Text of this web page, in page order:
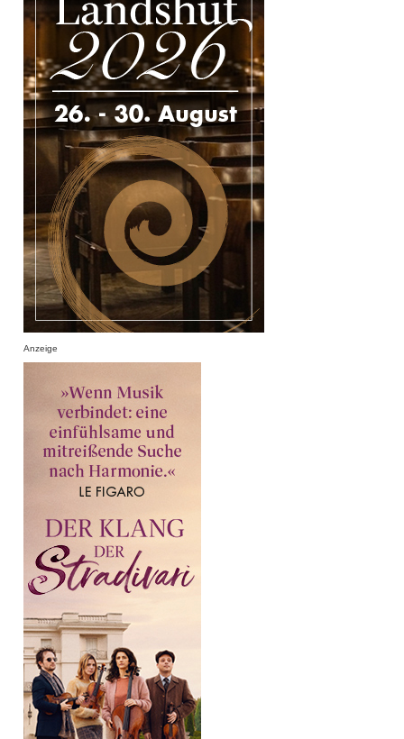
Anzeige